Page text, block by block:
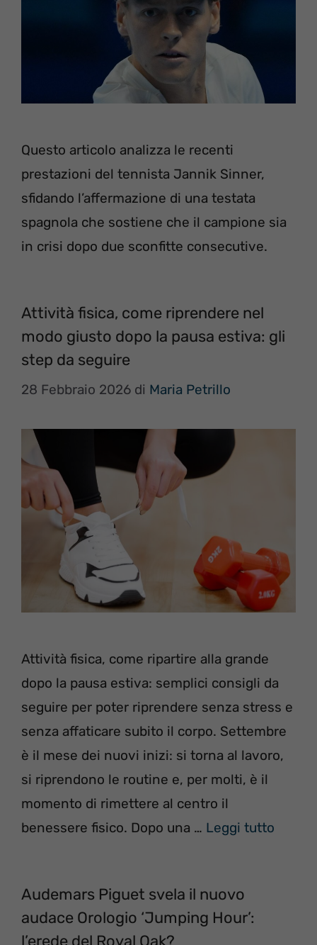
Questo articolo analizza le recenti
prestazioni del tennista Jannik Sinner,
sfidando l’affermazione di una testata
spagnola che sostiene che il campione sia
in crisi dopo due sconfitte consecutive.
Attività fisica, come riprendere nel
modo giusto dopo la pausa estiva: gli
step da seguire
28 Febbraio 2026 di Maria Petrillo
Attività fisica, come ripartire alla grande
dopo la pausa estiva: semplici consigli da
seguire per poter riprendere senza stress e
senza affaticare subito il corpo. Settembre
è il mese dei nuovi inizi: si torna al lavoro,
si riprendono le routine e, per molti, è il
momento di rimettere al centro il
benessere fisico. Dopo una … Leggi tutto
Audemars Piguet svela il nuovo
audace Orologio ‘Jumping Hour’:
l’erede del Royal Oak?